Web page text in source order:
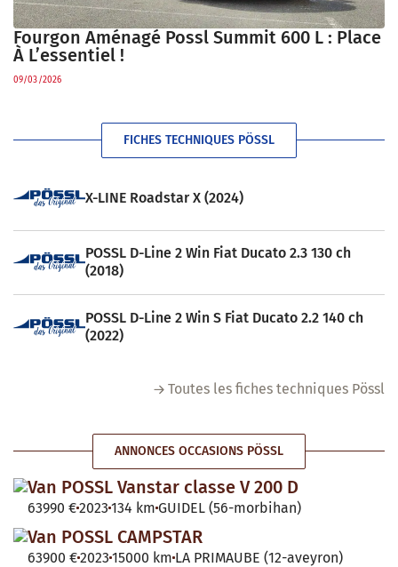
Fourgon Aménagé Possl Summit 600 L : Place
À L’essentiel !
09/03/2026
FICHES TECHNIQUES PÖSSL
X-LINE Roadstar X (2024)
POSSL D-Line 2 Win Fiat Ducato 2.3 130 ch
(2018)
POSSL D-Line 2 Win S Fiat Ducato 2.2 140 ch
(2022)
Toutes les fiches techniques Pössl
ANNONCES OCCASIONS PÖSSL
Van POSSL Vanstar classe V 200 D
63990 €2023 134 km GUIDEL (56-morbihan)
Van POSSL CAMPSTAR
63900 €2023 15000 km LA PRIMAUBE (12-aveyron)